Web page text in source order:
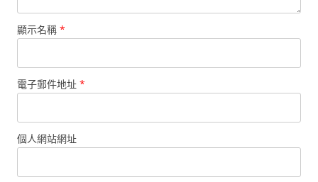
顯示名稱 *
電子郵件地址 *
個人網站網址